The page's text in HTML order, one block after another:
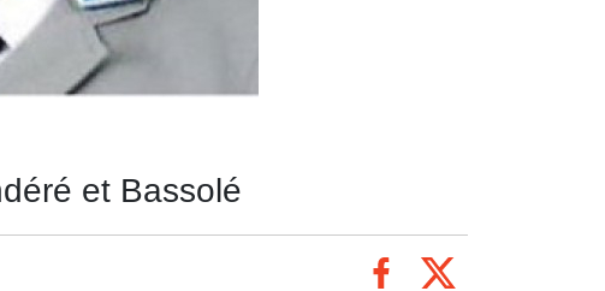
et Bassolé